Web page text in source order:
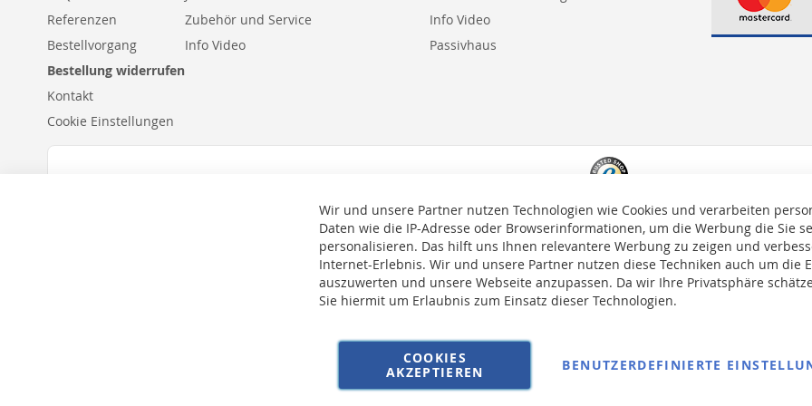
Referenzen
Bestellvorgang
Bestellung widerrufen
Kontakt
Cookie Einstellungen
Zubehör und Service
Info Video
Info Video
Passivhaus
Wir und unsere Partner nutzen Technologien wie Cookies und verarbeiten
Daten wie die IP-Adresse oder Browserinformationen, um die Werbung die Sie
personalisieren. Das hilft uns Ihnen relevantere Werbung zu zeigen und
Internet-Erlebnis. Wir und unsere Partner nutzen diese Techniken auch um die
auszuwerten und unsere Webseite anzupassen. Da wir Ihre Privatsphäre
Sie hiermit um Erlaubnis zum Einsatz dieser Technologien.
COOKIES
AKZEPTIEREN
BENUTZERDEFINIERTE